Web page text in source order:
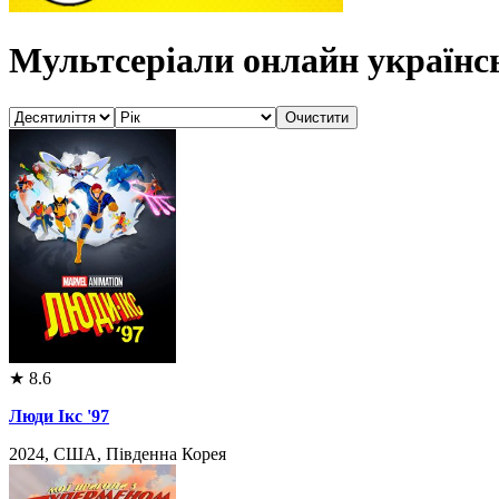
Мультсеріали онлайн
★ 8.6
Люди Ікс '97
2024, США, Південна Корея